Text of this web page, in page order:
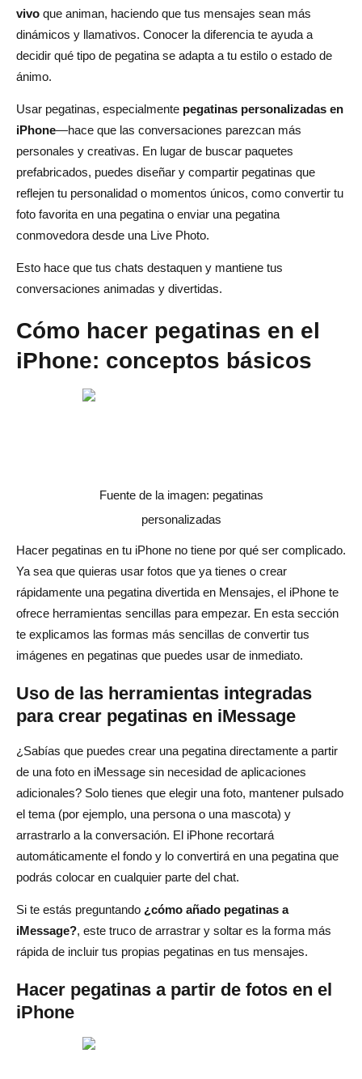
vivo que animan, haciendo que tus mensajes sean más
dinámicos y llamativos. Conocer la diferencia te ayuda a
decidir qué tipo de pegatina se adapta a tu estilo o estado de
ánimo.
Usar pegatinas, especialmente pegatinas personalizadas en
iPhone—hace que las conversaciones parezcan más
personales y creativas. En lugar de buscar paquetes
prefabricados, puedes diseñar y compartir pegatinas que
reflejen tu personalidad o momentos únicos, como convertir tu
foto favorita en una pegatina o enviar una pegatina
conmovedora desde una Live Photo.
Esto hace que tus chats destaquen y mantiene tus
conversaciones animadas y divertidas.
Cómo hacer pegatinas en el
iPhone: conceptos básicos
Fuente de la imagen: pegatinas
personalizadas
Hacer pegatinas en tu iPhone no tiene por qué ser complicado.
Ya sea que quieras usar fotos que ya tienes o crear
rápidamente una pegatina divertida en Mensajes, el iPhone te
ofrece herramientas sencillas para empezar. En esta sección
te explicamos las formas más sencillas de convertir tus
imágenes en pegatinas que puedes usar de inmediato.
Uso de las herramientas integradas
para crear pegatinas en iMessage
¿Sabías que puedes crear una pegatina directamente a partir
de una foto en iMessage sin necesidad de aplicaciones
adicionales? Solo tienes que elegir una foto, mantener pulsado
el tema (por ejemplo, una persona o una mascota) y
arrastrarlo a la conversación. El iPhone recortará
automáticamente el fondo y lo convertirá en una pegatina que
podrás colocar en cualquier parte del chat.
Si te estás preguntando ¿cómo añado pegatinas a
iMessage?, este truco de arrastrar y soltar es la forma más
rápida de incluir tus propias pegatinas en tus mensajes.
Hacer pegatinas a partir de fotos en el
iPhone